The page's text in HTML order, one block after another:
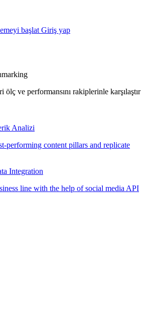
başlat Giriş yap
ve performansını rakiplerinle karşılaştır
Analizi
performing content pillars and replicate
Integration
line with the help of social media API